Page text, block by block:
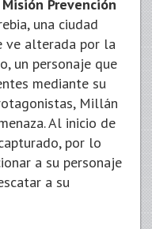
Prevención
una ciudad
ve alterada por la
un personaje que
mediante su
Millán
Al inicio de
por lo
a su personaje
a su